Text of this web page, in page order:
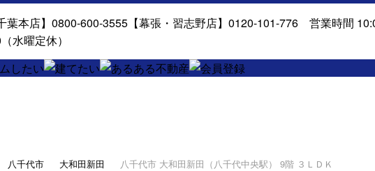
八千代市 大和田新田 八千代市 大和田新田（八千代中央駅） 9階 ３ＬＤＫ